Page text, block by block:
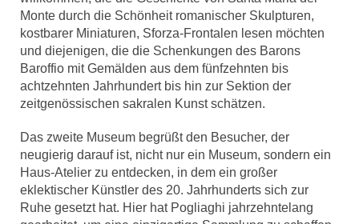
Monte durch die Schönheit romanischer Skulpturen,
kostbarer Miniaturen, Sforza-Frontalen lesen möchten
und diejenigen, die die Schenkungen des Barons
Baroffio mit Gemälden aus dem fünfzehnten bis
achtzehnten Jahrhundert bis hin zur Sektion der
zeitgenössischen sakralen Kunst schätzen.
Das zweite Museum begrüßt den Besucher, der
neugierig darauf ist, nicht nur ein Museum, sondern ein
Haus-Atelier zu entdecken, in dem ein großer
eklektischer Künstler des 20. Jahrhunderts sich zur
Ruhe gesetzt hat. Hier hat Pogliaghi jahrzehntelang